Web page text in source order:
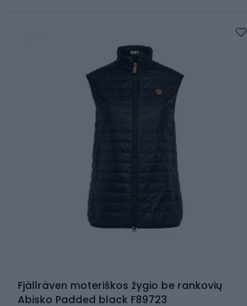
Fjällräven moteriškos žygio be rankovių
Abisko Padded black F89723